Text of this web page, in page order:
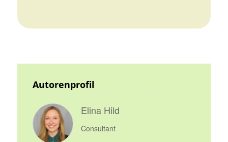
Autorenprofil
Elina Hild
Consultant